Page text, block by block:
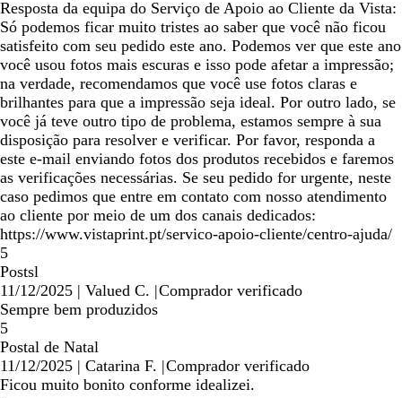
Resposta da equipa do Serviço de Apoio ao Cliente da Vista:
Só podemos ficar muito tristes ao saber que você não ficou
satisfeito com seu pedido este ano. Podemos ver que este ano
você usou fotos mais escuras e isso pode afetar a impressão;
na verdade, recomendamos que você use fotos claras e
brilhantes para que a impressão seja ideal. Por outro lado, se
você já teve outro tipo de problema, estamos sempre à sua
disposição para resolver e verificar. Por favor, responda a
este e-mail enviando fotos dos produtos recebidos e faremos
as verificações necessárias. Se seu pedido for urgente, neste
caso pedimos que entre em contato com nosso atendimento
ao cliente por meio de um dos canais dedicados:
https://www.vistaprint.pt/servico-apoio-cliente/centro-ajuda/
5
Postsl
11/12/2025 | Valued C. |Comprador verificado
Sempre bem produzidos
5
Postal de Natal
11/12/2025 | Catarina F. |Comprador verificado
Ficou muito bonito conforme idealizei.